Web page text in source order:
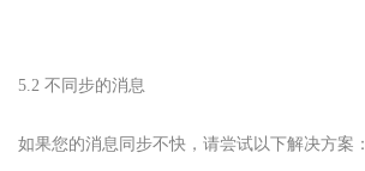
5.2 不同步的消息
如果您的消息同步不快，请尝试以下解决方案：